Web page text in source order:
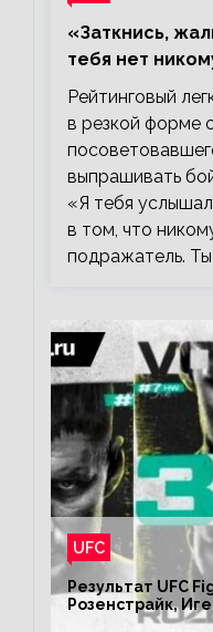
«Заткнись,
тебя нет
Майкл Чендлер
Рейтинговый
в резкой форме
выпрашивать
«Я тебя
в том, что
подражатель.
UFC
Результат UFC
Розенстрайк,
турнира ЮФС ФН